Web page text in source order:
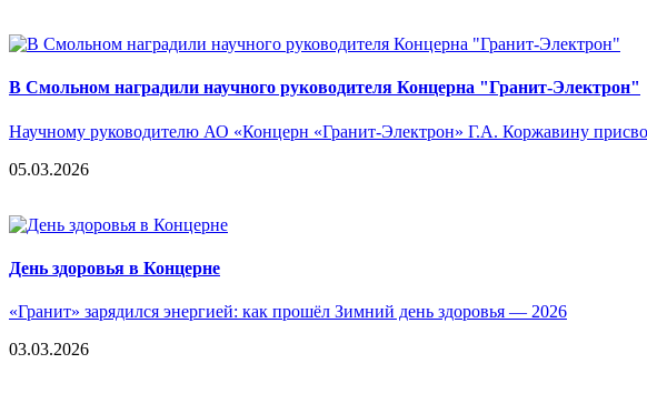
В Смольном наградили научного руководителя Концерна "Гранит-Электрон"
Научному руководителю АО «Концерн «Гранит-Электрон» Г.А. Коржавину
05.03.2026
День здоровья в Концерне
«Гранит» зарядился энергией: как прошёл Зимний день здоровья — 2026
03.03.2026